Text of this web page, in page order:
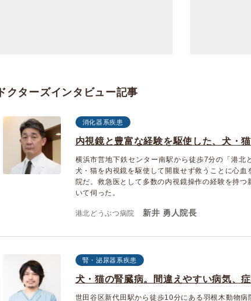
ドクターズインタビュー記事
消化器系疾患
内視鏡と豊富な経験を駆使した、犬・
横浜市営地下鉄センター南駅から徒歩7分の「港北
犬・猫を内視鏡を駆使して開腹せず救うことに心
院だ。救急医として多数の内視鏡操作の経験を持つ
いて伺った。
港北どうぶつ病院 新井 勇人院長
腎・泌尿器系疾患
犬・猫の腎臓病。間違えやすい病気、
世田谷区新代田駅から徒歩10分にある羽根木動物